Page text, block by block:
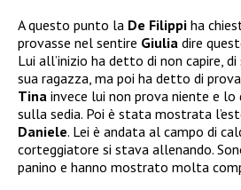
A questo punto la De Filippi ha
provasse nel sentire Giulia dire
Lui all’inizio ha detto di non capire,
sua ragazza, ma poi ha detto di
Tina invece lui non prova niente e
sulla sedia. Poi è stata mostrata
Daniele. Lei è andata al campo di
corteggiatore si stava allenando.
panino e hanno mostrato molta